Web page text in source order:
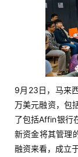
9月23日，马来
万美元融资，包
了包括Affin银行
新资金将其管理
融资来看，成立